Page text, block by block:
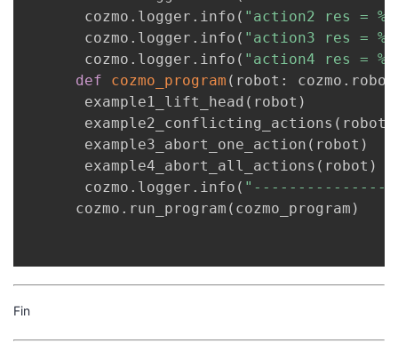
       cozmo
. logger . info ( "action2 res =
       cozmo
. logger . info ( "action3 res =
       cozmo
. logger . info ( "action4 res =
def
cozmo_program ( robot : cozmo . robot
       example1_lift_head
( robot )
       example2_conflicting_actions
( robot
       example3_abort_one_action
( robot )
       example4_abort_all_actions
( robot )
       cozmo
. logger . info (
      cozmo
. run_program ( cozmo_program )
Fin